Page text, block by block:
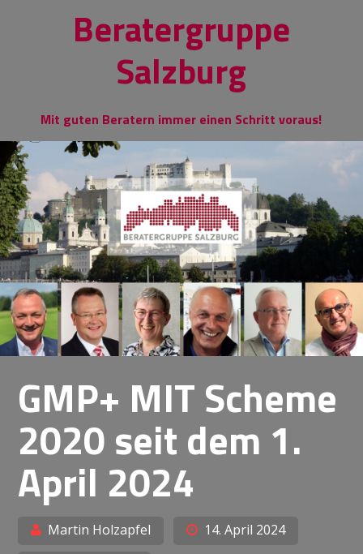
Beratergruppe
Salzburg
Mit guten Beratern immer einen Schritt voraus!
GMP+ MIT Scheme
2020 seit dem 1.
April 2024
Martin Holzapfel
14. April 2024